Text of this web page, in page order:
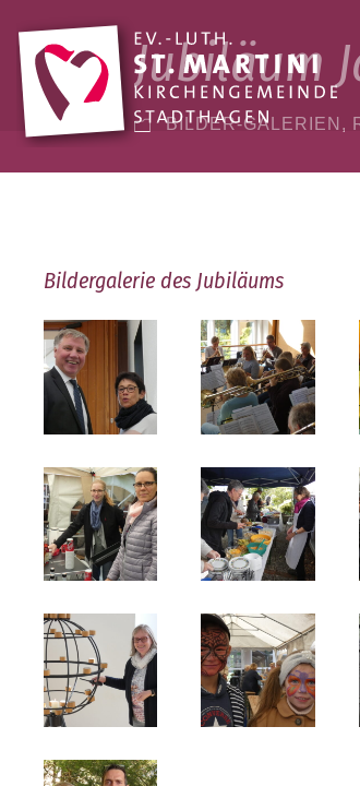
17
SEP. Jubiläum
BILDER-GALERIEN ,
Bildergalerie des Jubiläums